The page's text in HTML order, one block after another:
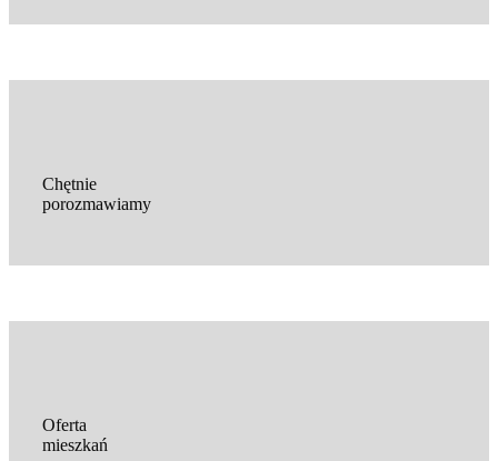
Chętnie
porozmawiamy
Oferta
mieszkań